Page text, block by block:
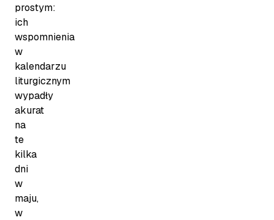
prostym:
ich
wspomnienia
w
kalendarzu
liturgicznym
wypadły
akurat
na
te
kilka
dni
w
maju,
w